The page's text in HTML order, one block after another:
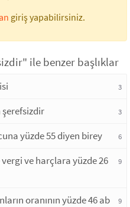
giriş yapabilirsiniz.
ile benzer başlıklar
3
3
yüzde 55 diyen birey 6
ve harçlara yüzde 26
9
oranının yüzde 46 ab
9